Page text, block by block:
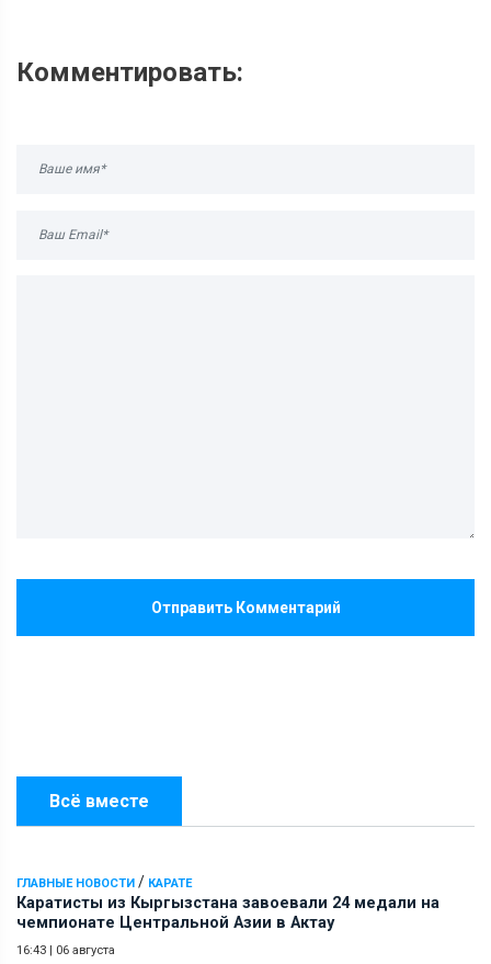
Всё вместе
ГЛАВНЫЕ НОВОСТИ / КАРАТЕ
Каратисты из Кыргызстана завоевали 24 медали на
чемпионате Центральной Азии в Актау
16:43 | 06 августа
Комментировать:
Отправить Комментарий